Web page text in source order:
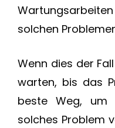
solchen
Wenn dies der
warten, bis das
beste Weg, um
solches Problem